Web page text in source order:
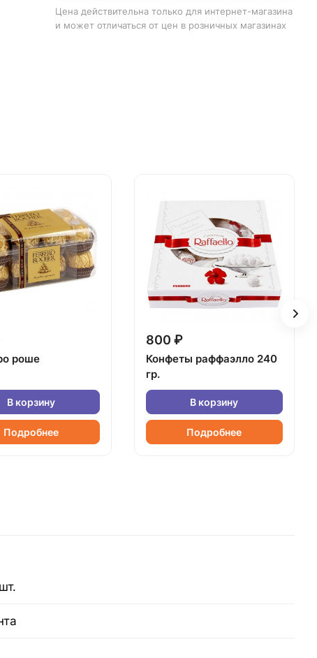
Цена действительна только для интернет-магазина
и может отличаться от цен в розничных магазинах
роше
В корзину
Подробнее
800 ₽
Конфеты раффаэлло 240
гр.
В корзину
Подробнее